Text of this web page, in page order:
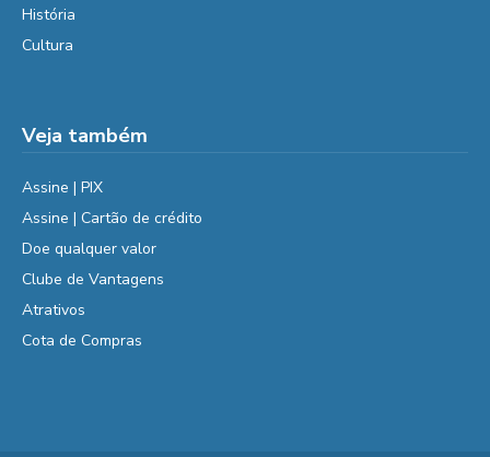
História
Cultura
Veja também
Assine | PIX
Assine | Cartão de crédito
Doe qualquer valor
Clube de Vantagens
Atrativos
Cota de Compras